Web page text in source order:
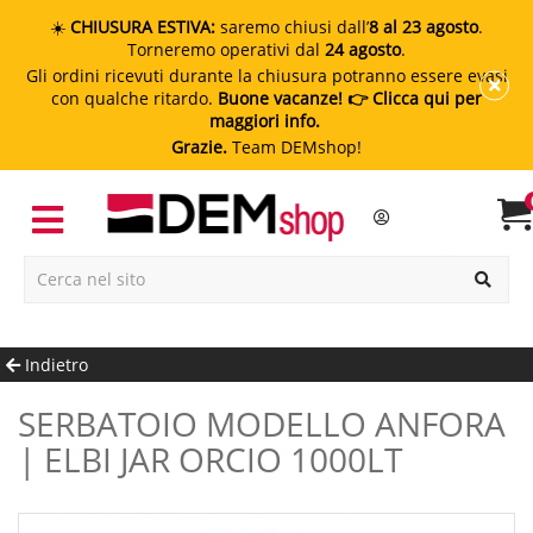
☀️ CHIUSURA ESTIVA: saremo chiusi dall’8 al 23 agosto.
Torneremo operativi dal 24 agosto.
Gli ordini ricevuti durante la chiusura potranno essere evasi
con qualche ritardo. Buone vacanze! 👉 Clicca qui per
maggiori info.
Grazie. Team DEMshop!
Indietro
SERBATOIO MODELLO ANFORA
| ELBI JAR ORCIO 1000LT